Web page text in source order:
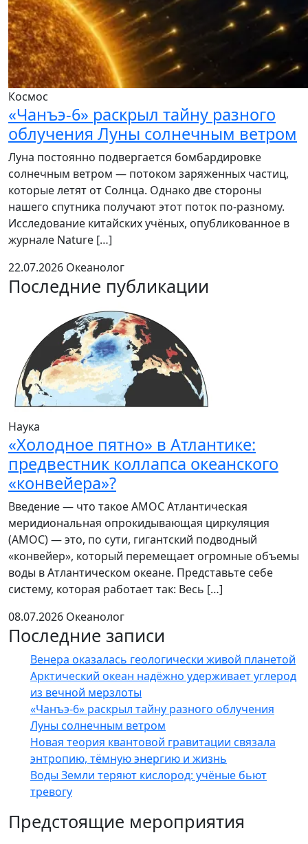
Космос
«Чанъэ-6» раскрыл тайну разного
облучения Луны солнечным ветром
Луна постоянно подвергается бомбардировке
солнечным ветром — потоком заряженных частиц,
которые летят от Солнца. Однако две стороны
нашего спутника получают этот поток по-разному.
Исследование китайских учёных, опубликованное в
журнале Nature […]
22.07.2026 Океанолог
Последние публикации
Наука
«Холодное пятно» в Атлантике:
предвестник коллапса океанского
«конвейера»?
Введение — что такое АМОС Атлантическая
меридиональная опрокидывающая циркуляция
(AMOC) — это, по сути, гигантский подводный
«конвейер», который перемещает огромные объемы
воды в Атлантическом океане. Представьте себе
систему, которая работает так: Весь […]
08.07.2026 Океанолог
Последние записи
Венера оказалась геологически живой планетой
Арктический океан надёжно удерживает углерод
из вечной мерзлоты
«Чанъэ-6» раскрыл тайну разного облучения
Луны солнечным ветром
Новая теория квантовой гравитации связала
энтропию, тёмную энергию и жизнь
Воды Земли теряют кислород: учёные бьют
тревогу
Предстоящие мероприятия